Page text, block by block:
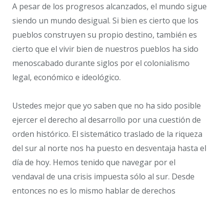
A pesar de los progresos alcanzados, el mundo sigue
siendo un mundo desigual. Si bien es cierto que los
pueblos construyen su propio destino, también es
cierto que el vivir bien de nuestros pueblos ha sido
menoscabado durante siglos por el colonialismo
legal, económico e ideológico.
Ustedes mejor que yo saben que no ha sido posible
ejercer el derecho al desarrollo por una cuestión de
orden histórico. El sistemático traslado de la riqueza
del sur al norte nos ha puesto en desventaja hasta el
día de hoy. Hemos tenido que navegar por el
vendaval de una crisis impuesta sólo al sur. Desde
entonces no es lo mismo hablar de derechos